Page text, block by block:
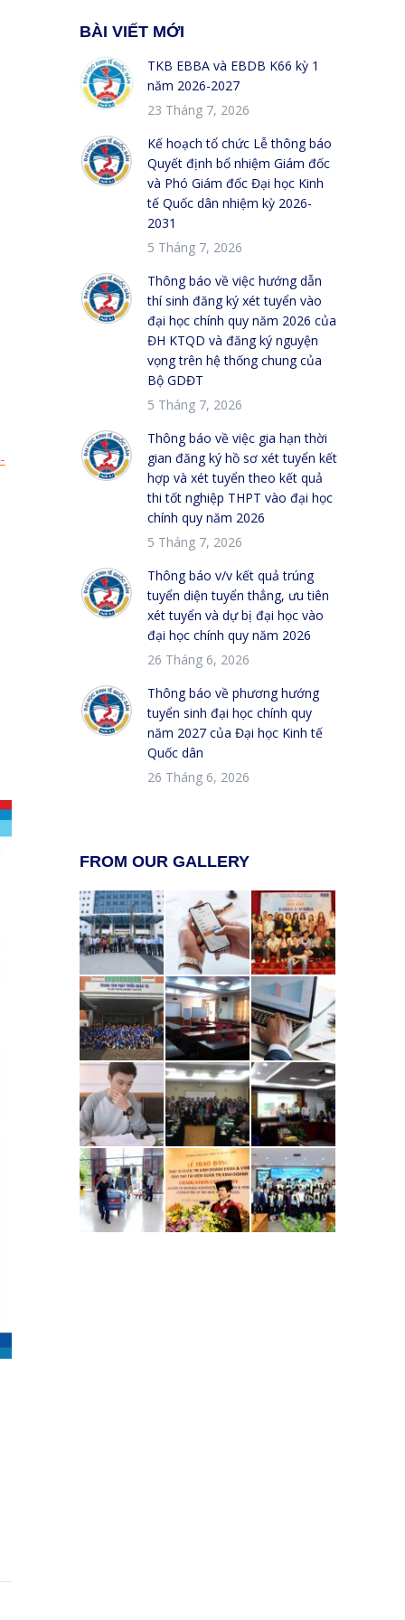
BÀI VIẾT MỚI
TKB EBBA và EBDB K66 kỳ 1
năm 2026-2027
23 Tháng 7, 2026
Kế hoạch tổ chức Lễ thông báo
Quyết định bổ nhiệm Giám đốc
và Phó Giám đốc Đại học Kinh
tế Quốc dân nhiệm kỳ 2026-
2031
5 Tháng 7, 2026
Thông báo về việc hướng dẫn
thí sinh đăng ký xét tuyển vào
đại học chính quy năm 2026 của
ĐH KTQD và đăng ký nguyện
vọng trên hệ thống chung của
Bộ GDĐT
5 Tháng 7, 2026
Thông báo về việc gia hạn thời
gian đăng ký hồ sơ xét tuyển kết
hợp và xét tuyển theo kết quả
thi tốt nghiệp THPT vào đại học
chính quy năm 2026
5 Tháng 7, 2026
Thông báo v/v kết quả trúng
tuyển diện tuyển thẳng, ưu tiên
xét tuyển và dự bị đại học vào
đại học chính quy năm 2026
26 Tháng 6, 2026
Thông báo về phương hướng
tuyển sinh đại học chính quy
năm 2027 của Đại học Kinh tế
Quốc dân
26 Tháng 6, 2026
FROM OUR GALLERY